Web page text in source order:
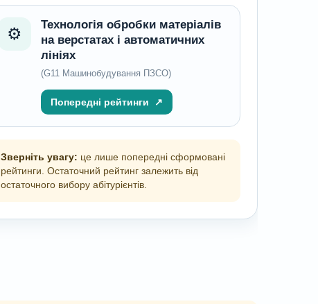
⚙️
Технологія обробки матеріалів
на верстатах і автоматичних
лініях
(G11 Машинобудування ПЗСО)
Попередні рейтинги ↗
Зверніть увагу: це лише попередні сформовані
рейтинги. Остаточний рейтинг залежить від
остаточного вибору абітурієнтів.